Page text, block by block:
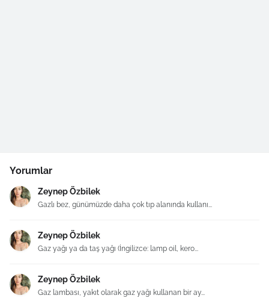
Yorumlar
Zeynep Özbilek
Gazlı bez, günümüzde daha çok tıp alanında kullanı...
Zeynep Özbilek
Gaz yağı ya da taş yağı (İngilizce: lamp oil, kero...
Zeynep Özbilek
Gaz lambası, yakıt olarak gaz yağı kullanan bir ay...